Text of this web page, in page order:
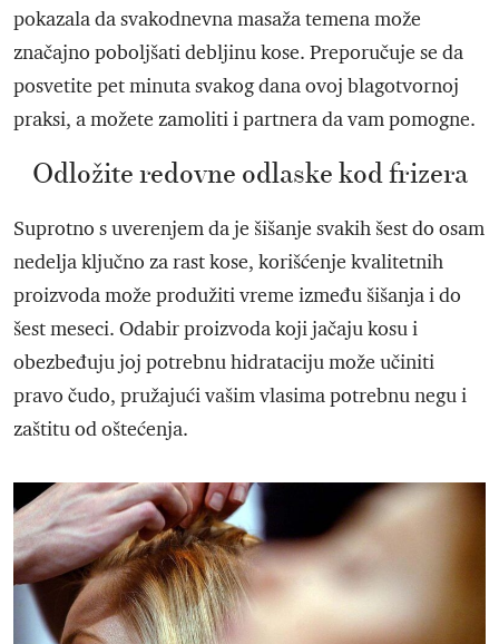
pokazala da svakodnevna masaža temena može
značajno poboljšati debljinu kose. Preporučuje se da
posvetite pet minuta svakog dana ovoj blagotvornoj
praksi, a možete zamoliti i partnera da vam pomogne.
Odložite redovne odlaske kod frizera
Suprotno s uverenjem da je šišanje svakih šest do osam
nedelja ključno za rast kose, korišćenje kvalitetnih
proizvoda može produžiti vreme između šišanja i do
šest meseci. Odabir proizvoda koji jačaju kosu i
obezbeđuju joj potrebnu hidrataciju može učiniti
pravo čudo, pružajući vašim vlasima potrebnu negu i
zaštitu od oštećenja.